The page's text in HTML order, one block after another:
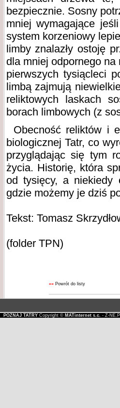
bezpiecznie. Sosny
mniej wymagające
system korzeniowy
limby znalazły ostoję
dla mniej odpornego
pierwszych tysiącleci
limbą zajmują
reliktowych laskach
borach limbowych (z
Obecność reliktów i
biologicznej Tatr, co
przyglądając się tym
życia. Historię, która
od tysięcy, a niekiedy
gdzie możemy je dziś
Tekst: Tomasz
(folder TPN)
«« Powrót do listy
POZNAJ TATRYCopyright © MATinternet s.c. - Z-